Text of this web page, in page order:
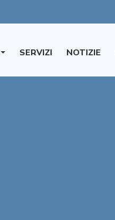
SERVIZI NOTIZIE